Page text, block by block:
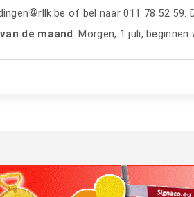
rllk.be of bel naar 011 78 52 59.
de maand. Morgen, 1 juli, beginnen